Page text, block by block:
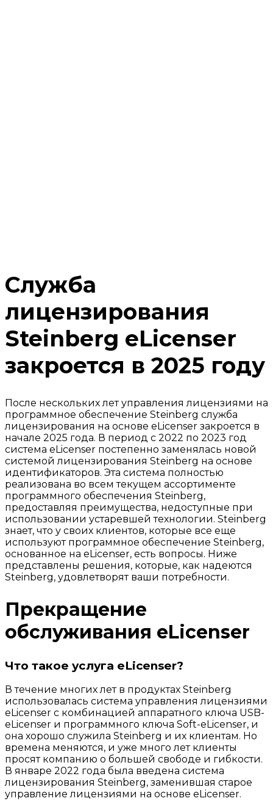
Служба
лицензирования
Steinberg eLicenser
закроется в 2025 году
После нескольких лет управления лицензиями на
программное обеспечение Steinberg служба
лицензирования на основе eLicenser закроется в
начале 2025 года. В период с 2022 по 2023 год
система eLicenser постепенно заменялась новой
системой лицензирования Steinberg на основе
идентификаторов. Эта система полностью
реализована во всем текущем ассортименте
программного обеспечения Steinberg,
предоставляя преимущества, недоступные при
использовании устаревшей технологии. Steinberg
знает, что у своих клиентов, которые все еще
используют программное обеспечение Steinberg,
основанное на eLicenser, есть вопросы. Ниже
представлены решения, которые, как надеются
Steinberg, удовлетворят ваши потребности.
Прекращение
обслуживания eLicenser
Что такое услуга eLicenser?
В течение многих лет в продуктах Steinberg
использовалась система управления лицензиями
eLicenser с комбинацией аппаратного ключа USB-
eLicenser и программного ключа Soft-eLicenser, и
она хорошо служила Steinberg и их клиентам. Но
времена меняются, и уже много лет клиенты
просят компанию о большей свободе и гибкости.
В январе 2022 года была введена система
лицензирования Steinberg, заменившая старое
управление лицензиями на основе eLicenser.